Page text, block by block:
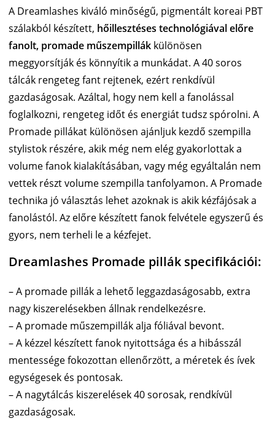
A Dreamlashes kiváló minőségű, pigmentált koreai PBT
szálakból készített, hőillesztéses technológiával előre
fanolt, promade műszempillák különösen
meggyorsítják és könnyítik a munkádat. A 40 soros
tálcák rengeteg fant rejtenek, ezért renkdívül
gazdaságosak. Azáltal, hogy nem kell a fanolással
foglalkozni, rengeteg időt és energiát tudsz spórolni. A
Promade pillákat különösen ajánljuk kezdő szempilla
stylistok részére, akik még nem elég gyakorlottak a
volume fanok kialakításában, vagy még egyáltalán nem
vettek részt volume szempilla tanfolyamon. A Promade
technika jó választás lehet azoknak is akik kézfájósak a
fanolástól. Az előre készített fanok felvétele egyszerű és
gyors, nem terheli le a kézfejet.
Dreamlashes Promade pillák specifikációi:
– A promade pillák a lehető leggazdaságosabb, extra
nagy kiszerelésekben állnak rendelkezésre.
– A promade műszempillák alja fóliával bevont.
– A kézzel készített fanok nyitottsága és a hibásszál
mentessége fokozottan ellenőrzött, a méretek és ívek
egységesek és pontosak.
– A nagytálcás kiszerelések 40 sorosak, rendkívül
gazdaságosak.